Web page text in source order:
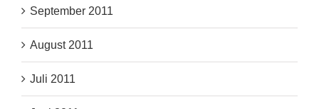
September 2011
August 2011
Juli 2011